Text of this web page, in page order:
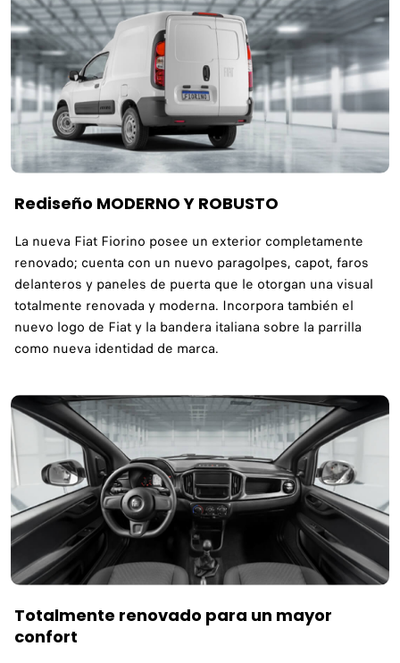
Rediseño MODERNO Y ROBUSTO
La nueva Fiat Fiorino posee un exterior completamente
renovado; cuenta con un nuevo paragolpes, capot, faros
delanteros y paneles de puerta que le otorgan una visual
totalmente renovada y moderna. Incorpora también el
nuevo logo de Fiat y la bandera italiana sobre la parrilla
como nueva identidad de marca.
Totalmente renovado para un mayor
confort